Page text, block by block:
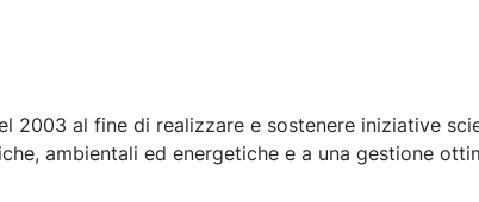
2003 al fine di realizzare e sostenere iniziative
ambientali ed energetiche e a una gestione